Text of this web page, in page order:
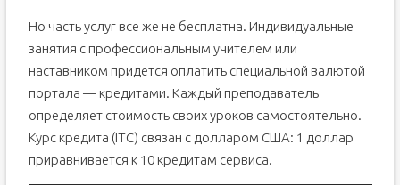
Но часть услуг все же не бесплатна. Индивидуальные
занятия с профессиональным учителем или
наставником придется оплатить специальной валютой
портала — кредитами. Каждый преподаватель
определяет стоимость своих уроков самостоятельно.
Курс кредита (ITC) связан с долларом США: 1 доллар
приравнивается к 10 кредитам сервиса.